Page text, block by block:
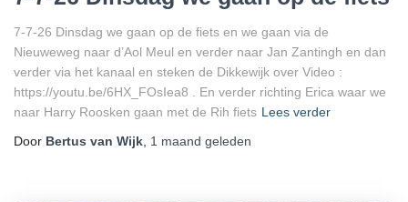
7-7-26 Dinsdag we gaan op de fiets en we gaan via de
Nieuweweg naar d’Aol Meul en verder naar Jan Zantingh en dan
verder via het kanaal en steken de Dikkewijk over Video :
https://youtu.be/6HX_FOsIea8 . En verder richting Erica waar we
naar Harry Roosken gaan met de Rih fiets Lees verder
Door Bertus van Wijk 1 maand geleden